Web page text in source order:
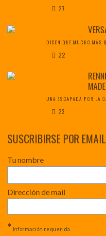
27
DICEN QUE MUCHO MÁS
22
UNA ESCAPADA POR LA
23
SUSCRIBIRSE POR EMAIL
Tu nombre
Dirección de mail
* Información requerida